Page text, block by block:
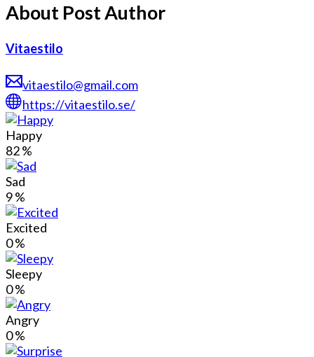
About Post Author
Vitaestilo
vitaestilo@gmail.com
https://vitaestilo.se/
Happy
82%
Sad
9%
Excited
0%
Sleepy
0%
Angry
0%